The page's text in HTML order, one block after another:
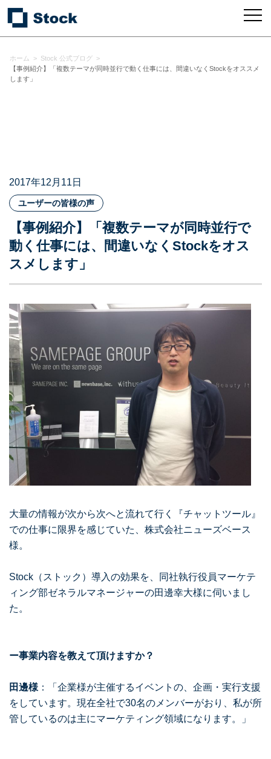
ホーム > Stock 公式ブログ >
【事例紹介】「複数テーマが同時並行で動く仕事には、間違いなくStockをオススメ
します」
2017年12月11日
ユーザーの皆様の声
【事例紹介】「複数テーマが同時並行で
動く仕事には、間違いなくStockをオス
スメします」
大量の情報が次から次へと流れて行く『チャットツール』
での仕事に限界を感じていた、株式会社ニューズベース
様。
Stock（ストック）導入の効果を、同社執行役員マーケテ
ィング部ゼネラルマネージャーの田邊幸大様に伺いまし
た。
ー事業内容を教えて頂けますか？
田邊様 ：「企業様が主催するイベントの、企画・実行支援
をしています。現在全社で30名のメンバーがおり、私が所
管しているのは主にマーケティング領域になります。」